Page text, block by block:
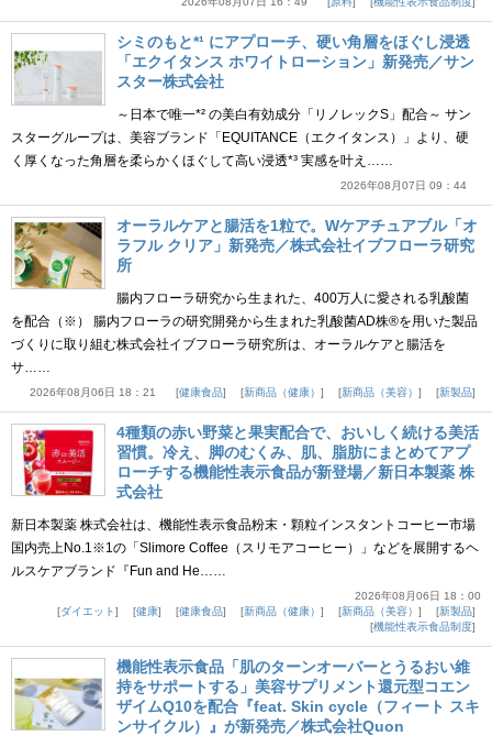
シミのもと*¹ にアプローチ、硬い角層をほぐし浸透
「エクイタンス ホワイトローション」新発売／サン
スター株式会社
～日本で唯一*² の美白有効成分「リノレックS」配合～ サン
スターグループは、美容ブランド「EQUITANCE（エクイタンス）」より、硬
く厚くなった角層を柔らかくほぐして高い浸透*³ 実感を叶え……
2026年08月07日 09：44
オーラルケアと腸活を1粒で。Wケアチュアブル「オ
ラフル クリア」新発売／株式会社イブフローラ研究
所
腸内フローラ研究から生まれた、400万人に愛される乳酸菌
を配合（※） 腸内フローラの研究開発から生まれた乳酸菌AD株®を用いた製品
づくりに取り組む株式会社イブフローラ研究所は、オーラルケアと腸活を
サ……
2026年08月06日 18：21 健康食品 新商品（健康） 新商品（美容） 新製品
4種類の赤い野菜と果実配合で、おいしく続ける美活
習慣。冷え、脚のむくみ、肌、脂肪にまとめてアプ
ローチする機能性表示食品が新登場／新日本製薬 株
式会社
新日本製薬 株式会社は、機能性表示食品粉末・顆粒インスタントコーヒー市場
国内売上No.1※1の「Slimore Coffee（スリモアコーヒー）」などを展開するヘ
ルスケアブランド『Fun and He……
2026年08月06日 18：00
ダイエット
健康 健康食品 新商品（健康） 新商品（美容）
新製品
機能性表示食品制度
機能性表示食品「肌のターンオーバーとうるおい維
持をサポートする」美容サプリメント還元型コエン
ザイムQ10を配合『feat. Skin cycle（フィート スキ
ンサイクル）』が新発売／株式会社Quon